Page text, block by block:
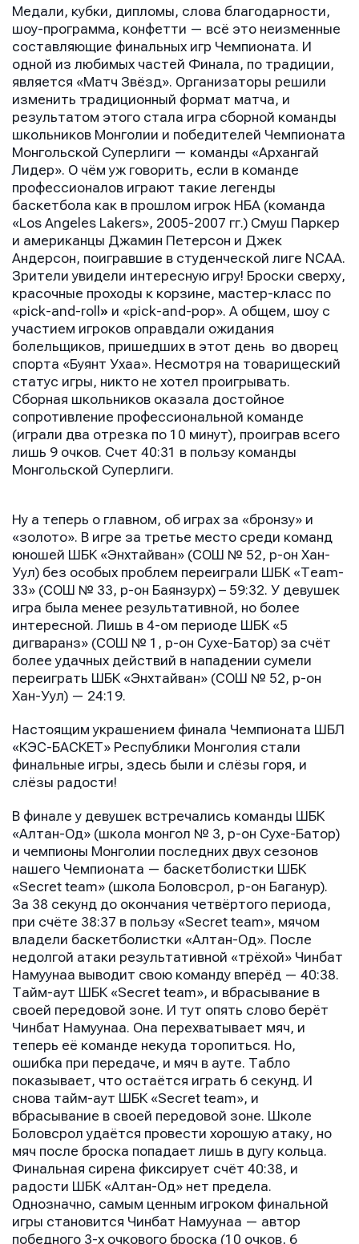
Медали, кубки, дипломы, слова благодарности,
шоу-программа, конфетти — всё это неизменные
составляющие финальных игр Чемпионата. И
одной из любимых частей Финала, по традиции,
является «Матч Звёзд». Организаторы решили
изменить традиционный формат матча, и
результатом этого стала игра сборной команды
школьников Монголии и победителей Чемпионата
Монгольской Суперлиги — команды «Архангай
Лидер». О чём уж говорить, если в команде
профессионалов играют такие легенды
баскетбола как в прошлом игрок НБА (команда
«Los Angeles Lakers», 2005-2007 гг.) Смуш Паркер
и американцы Джамин Петерсон и Джек
Андерсон, поигравшие в студенческой лиге NCAA.
Зрители увидели интересную игру! Броски сверху,
красочные проходы к корзине, мастер-класс по
«pick-and-roll » и «pick-and-pop». А общем, шоу с
участием игроков оправдали ожидания
болельщиков, пришедших в этот день во дворец
спорта «Буянт Ухаа». Несмотря на товарищеский
статус игры, никто не хотел проигрывать.
Сборная школьников оказала достойное
сопротивление профессиональной команде
(играли два отрезка по 10 минут), проиграв всего
лишь 9 очков. Счет 40:31 в пользу команды
Монгольской Суперлиги.
Ну а теперь о главном, об играх за «бронзу» и
«золото». В игре за третье место среди команд
юношей ШБК «Энхтайван» (СОШ № 52, р-он Хан-
Уул) без особых проблем переиграли ШБК «Теаm-
33» (СОШ № 33, р-он Баянзурх) – 59:32. У девушек
игра была менее результативной, но более
интересной. Лишь в 4-ом периоде ШБК «5
дигваранз» (СОШ № 1, р-он Сухе-Батор) за счёт
более удачных действий в нападении сумели
переиграть ШБК «Энхтайван» (СОШ № 52, р-он
Хан-Уул) — 24:19.
Настоящим украшением финала Чемпионата ШБЛ
«КЭС-БАСКЕТ» Республики Монголия стали
финальные игры, здесь были и слёзы горя, и
слёзы радости!
В финале у девушек встречались команды ШБК
«Алтан-Од» (школа монгол № 3, р-он Сухе-Батор)
и чемпионы Монголии последних двух сезонов
нашего Чемпионата — баскетболистки ШБК
«Secret team» (школа Боловсрол, р-он Баганур).
За 38 секунд до окончания четвёртого периода,
при счёте 38:37 в пользу «Secret team», мячом
владели баскетболистки «Алтан-Од». После
недолгой атаки результативной «трёхой» Чинбат
Намуунаа выводит свою команду вперёд — 40:38.
Тайм-аут ШБК «Secret team», и вбрасывание в
своей передовой зоне. И тут опять слово берёт
Чинбат Намуунаа. Она перехватывает мяч, и
теперь её команде некуда торопиться. Но,
ошибка при передаче, и мяч в ауте. Табло
показывает, что остаётся играть 6 секунд. И
снова тайм-аут ШБК «Secret team», и
вбрасывание в своей передовой зоне. Школе
Боловсрол удаётся провести хорошую атаку, но
мяч после броска попадает лишь в дугу кольца.
Финальная сирена фиксирует счёт 40:38, и
радости ШБК «Алтан-Од» нет предела.
Однозначно, самым ценным игроком финальной
игры становится Чинбат Намуунаа — автор
победного 3-х очкового броска (10 очков, 6
Имя
Имя
Имя